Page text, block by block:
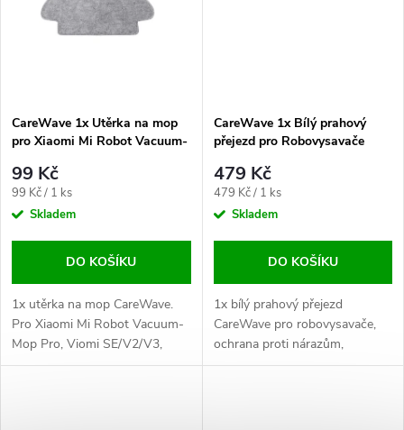
CareWave 1x Utěrka na mop
pro Xiaomi Mi Robot Vacuum-
Cecotec Conga.
99 Kč
Měrná
cena:
99 Kč / 1 ks
Skladem
DO KOŠÍKU
1x utěrka na mop CareWave.
Pro Xiaomi Mi Robot Vacuum-
Mop Pro, Viomi SE/V2/V3,
Cecotec Conga a další, pratelná
CareWave 1x Bílý prahový
přejezd pro Robovysavače
479 Kč
Měrná
cena:
479 Kč / 1 ks
Skladem
DO KOŠÍKU
1x bílý prahový přejezd
CareWave pro robovysavače,
ochrana proti nárazům,
efektivní čištění přechodů.